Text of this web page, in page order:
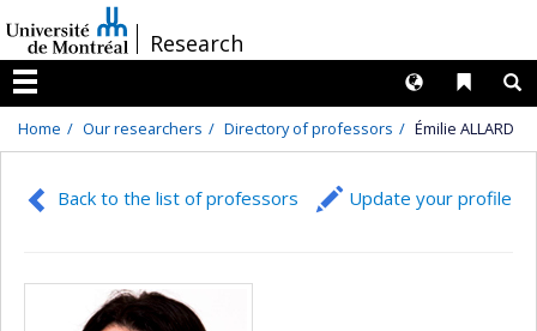
au
contenu
/Research
Menu
Liens
Langues
Home Our researchers Directory of professors Émilie ALLARD
Back to the list of professors Update your profile